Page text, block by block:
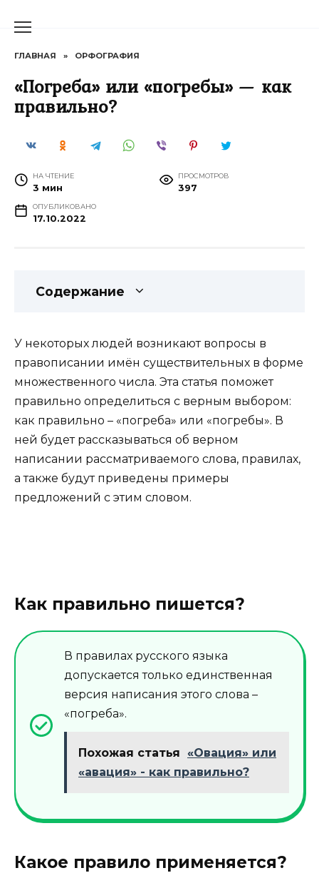
ГЛАВНАЯ » ОРФОГРАФИЯ
«Погреба» или «погребы» — как
правильно?
НА ЧТЕНИЕ
3 мин
ПРОСМОТРОВ
397
ОПУБЛИКОВАНО
17.10.2022
Содержание
У некоторых людей возникают вопросы в
правописании имён существительных в форме
множественного числа. Эта статья поможет
правильно определиться с верным выбором:
как правильно – «погреба» или «погребы». В
ней будет рассказываться об верном
написании рассматриваемого слова, правилах,
а также будут приведены примеры
предложений с этим словом.
Как правильно пишется?
В правилах русского языка
допускается только единственная
версия написания этого слова –
«погреба».
Похожая статья
«Овация» или
«авация» - как правильно?
Какое правило применяется?